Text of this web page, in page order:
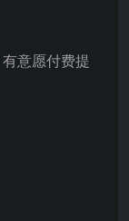
意愿付费提